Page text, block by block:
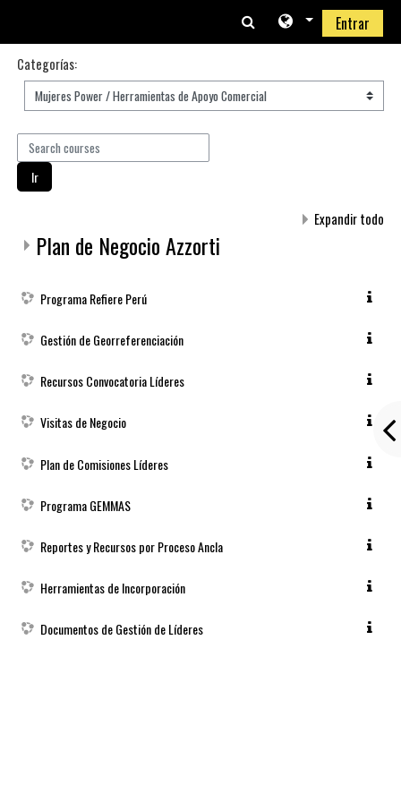
Entrar
Categorías:
Search courses
Ir
Expandir todo
Plan de Negocio Azzorti
Programa Refiere Perú
Gestión de Georreferenciación
Recursos Convocatoria Líderes
Visitas de Negocio
Plan de Comisiones Líderes
Programa GEMMAS
Reportes y Recursos por Proceso Ancla
Herramientas de Incorporación
Documentos de Gestión de Líderes